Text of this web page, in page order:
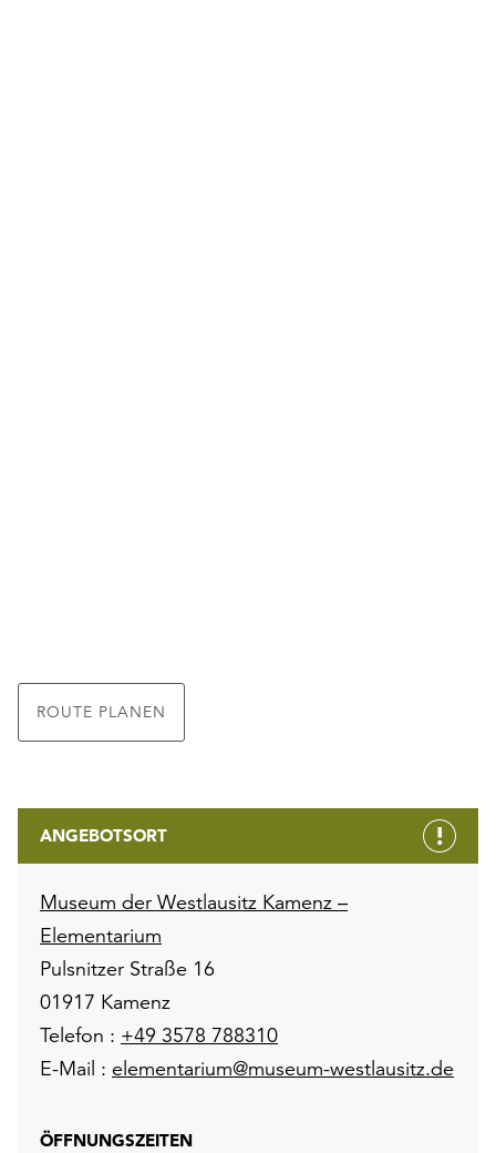
ROUTE PLANEN
ANGEBOTSORT
Museum der Westlausitz Kamenz –
Elementarium
Pulsnitzer Straße 16
01917 Kamenz
Telefon : +49 3578 788310
E-Mail : elementarium@museum-westlausitz.de
ÖFFNUNGSZEITEN